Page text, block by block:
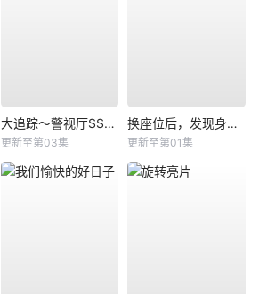
大追踪〜警视厅SSBC强行犯系〜第二季
更新至第03集
换座位后，发现身后的男生好像喜欢我
更新至第01集